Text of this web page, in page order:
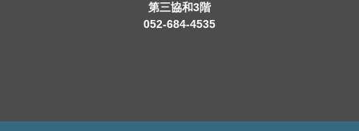
第三協和3階
052-684-4535